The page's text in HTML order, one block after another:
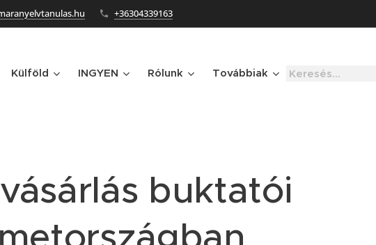
+36304339163
Külföld INGYEN Rólunk Továbbiak
buktatói